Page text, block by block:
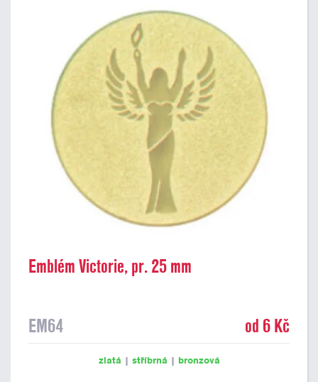
Emblém Victorie, pr. 25 mm
EM64 od 6 Kč
zlatá | stříbrná | bronzová